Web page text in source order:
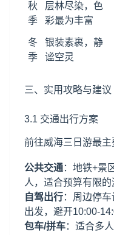
秋
季
层林尽染，色
彩最为丰富
冬
季
银装素裹，静
谧空灵
三、实用攻略与建议
3.1 交通出行方案
前往威海三日游最主
公共交通：地铁+景
人，适合预算有限的
自驾出行：周边停
出发，避开10:00-
包车/拼车：适合多